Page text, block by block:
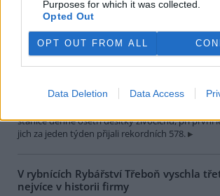
Purposes for which it was collected.
Opted Out
OPT OUT FROM ALL
Data Deletion Data Access
volně žijících zvířat
5.8.2026 17:40 | PRAHA (
Kvůli
teplotám
záchranné
žijící
dehydratovaná a vysílená mláďata ptáků nebo
stanice denně ošetří desítky živočichů, při první
jich za jeden týden přijali rekordních 578.
V rybnících Rybářství Třeboň vyschla
nejvíce v historii firmy